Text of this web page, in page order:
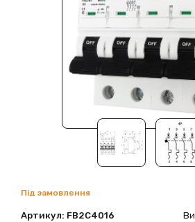
Під замовлення
Артикул: FB2C4016